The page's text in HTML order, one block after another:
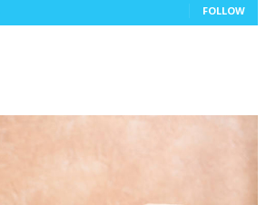
FOLLOW